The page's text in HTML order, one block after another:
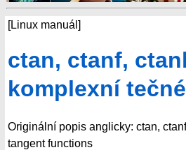
[Linux manuál]
ctan, ctanf,
komplexní
Originální popis anglicky: ctan,
tangent functions